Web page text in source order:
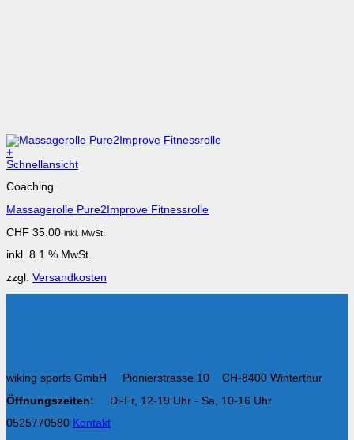
+
Schnellansicht
Coaching
Massagerolle Pure2Improve Fitnessrolle
CHF 35.00 inkl. MwSt.
inkl. 8.1 % MwSt.
zzgl. Versandkosten
wiking sports GmbH Pionierstrasse 10 CH-8400 Winterthur
Öffnungszeiten: Di-Fr, 12-19 Uhr - Sa, 10-16 Uhr
0525770580 Kontakt